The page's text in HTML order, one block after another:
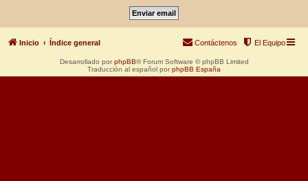
Inicio Índice general El Equipo
Contáctenos
Desarrollado por phpBB® Forum Software © phpBB Limited
Traducción al español por phpBB España